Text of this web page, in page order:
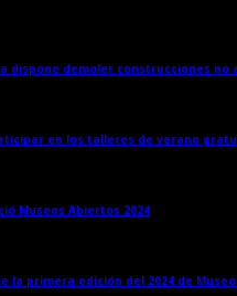
dispone demoler construcciones no
en los talleres de verano
Museos Abiertos 2024
la primera edición del 2024 de